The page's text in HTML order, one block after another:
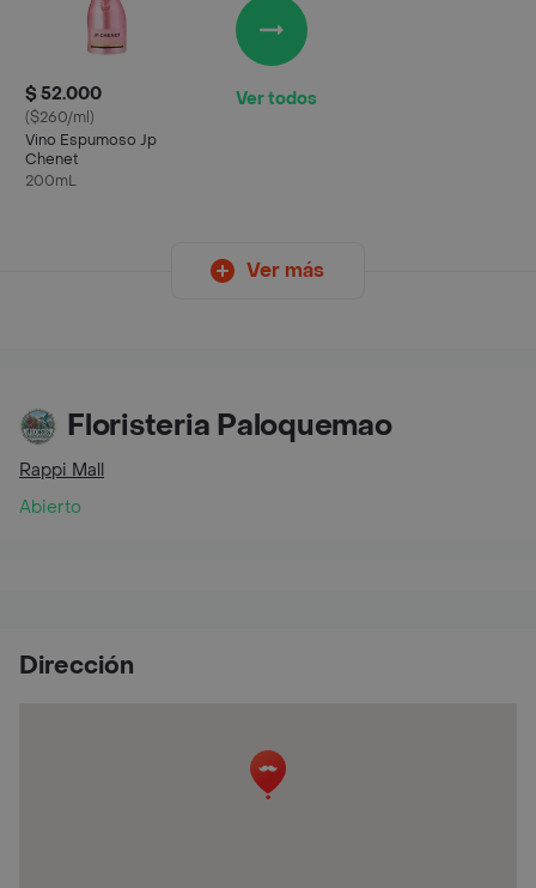
$ 52.000
($260/ml)
Vino Espumoso Jp
Chenet
200mL
Ver todos
Ver más
Floristeria Paloquemao
Rappi Mall
Abierto
Dirección